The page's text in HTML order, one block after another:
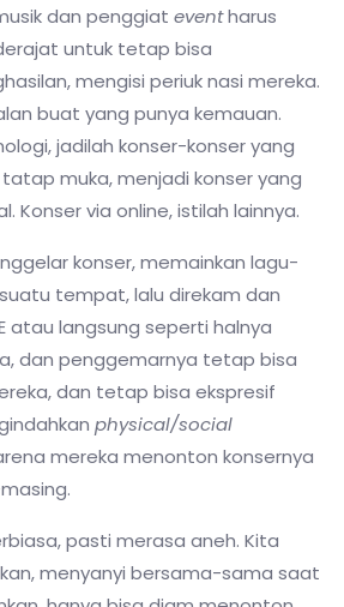
dan penggiat eventharus
untuk tetap bisa
mengisi periuk nasi mereka.
buat yang punya kemauan.
jadilah konser-konser yang
muka, menjadi konser yang
Konser via online, istilah lainnya.
konser, memainkan lagu-
tempat, lalu direkam dan
atau langsung seperti halnya
dan penggemarnya tetap bisa
dan tetap bisa ekspresif
physical/social
mereka menonton konsernya
pasti merasa aneh. Kita
menyanyi bersama-sama saat